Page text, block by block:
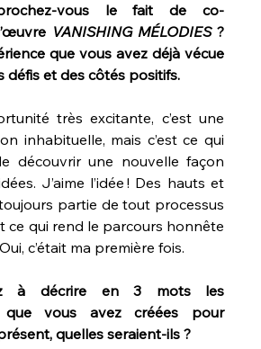
vous le fait de co-
VANISHING MÉLODIES ?
que vous avez déjà vécue
défis et des côtés positifs.
très excitante, c’est une
inhabituelle, mais c’est ce qui
découvrir une nouvelle façon
J’aime l’idée ! Des hauts et
partie de tout processus
ce qui rend le parcours honnête
c’était ma première fois.
à décrire en 3 mots les
que vous avez créées pour
quelles seraient-ils ?